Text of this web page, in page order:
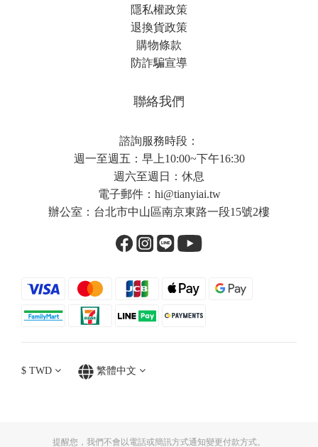
隱私權政策
退換貨政策
購物條款
防詐騙宣導
聯絡我們
諮詢服務時段：
週一至週五：早上10:00~下午16:30
週六至週日：休息
電子郵件： hi@tianyiai.tw
辦公室：台北市中山區南京東路一段15號2樓
$ TWD 繁體中文
提醒您，我們不會以電話或簡訊方式通知變更付款方式。